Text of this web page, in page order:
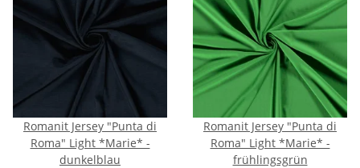
Romanit Jersey "Punta di
Roma" Light *Marie* -
dunkelblau
Romanit Jersey "Punta di
Roma" Light *Marie* -
frühlingsgrün